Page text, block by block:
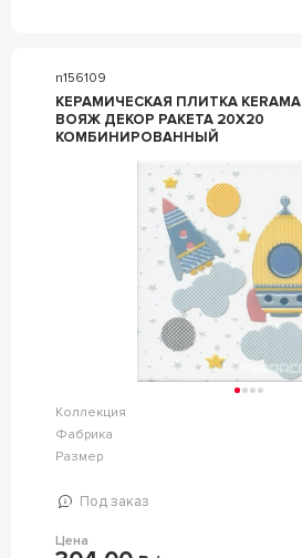
n156109
КЕРАМИЧЕСКАЯ ПЛИТКА
ВОЯЖ ДЕКОР РАКЕТА 20Х20
КОМБИНИРОВАННЫЙ
Коллекция
Фабрика
Размер
Под заказ
Цена